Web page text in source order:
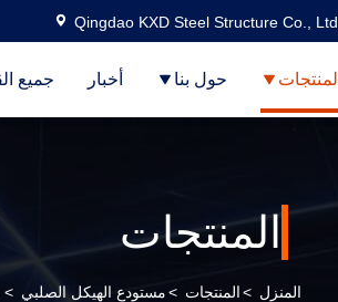
Qingdao KXD Steel Structure Co., Ltd
المنتجات حول بنا أخبار جميع
المنتجات
المنزل >المنتجات >مستودع الهيكل الصلبي >